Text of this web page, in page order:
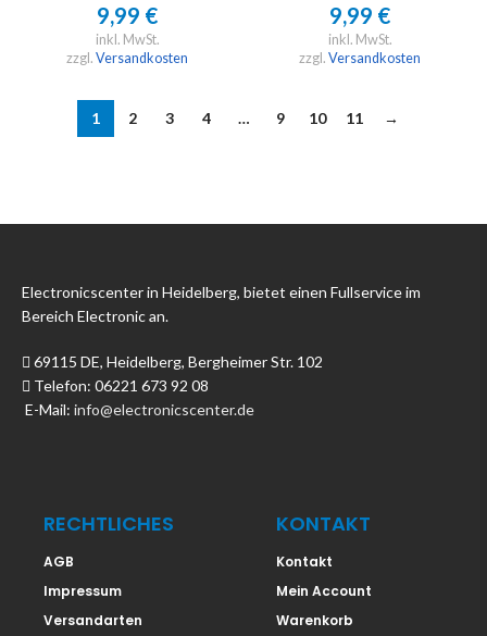
9,99 €
inkl. MwSt.
zzgl. Versandkosten
9,99 €
inkl. MwSt.
zzgl. Versandkosten
1 2 3 4 … 9 10 11 →
Electronicscenter in Heidelberg, bietet einen Fullservice im
Bereich Electronic an.
69115 DE, Heidelberg, Bergheimer Str. 102
Telefon: 06221 673 92 08
E-Mail:info@electronicscenter.de
RECHTLICHES
AGB
Impressum
Versandarten
KONTAKT
Kontakt
Mein Account
Warenkorb